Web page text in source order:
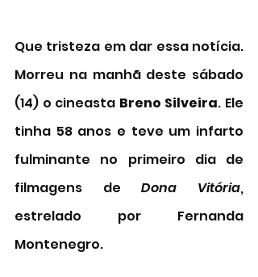
Que tristeza em dar essa notícia.
Morreu na manhã deste sábado
(14) o cineasta Breno Silveira. Ele
tinha 58 anos e teve um infarto
fulminante no primeiro dia de
filmagens de Dona Vitória,
estrelado por Fernanda
Montenegro.